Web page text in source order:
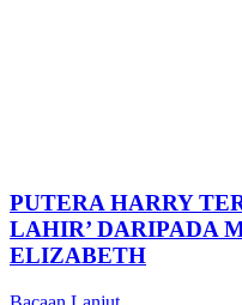
PUTERA HARRY
LAHIR’ DARIPADA
ELIZABETH